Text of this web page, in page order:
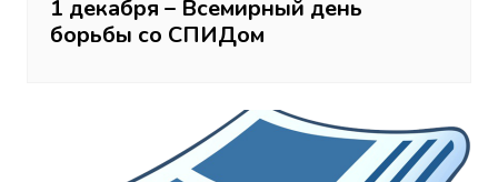
1 декабря – Всемирный день
борьбы со СПИДом